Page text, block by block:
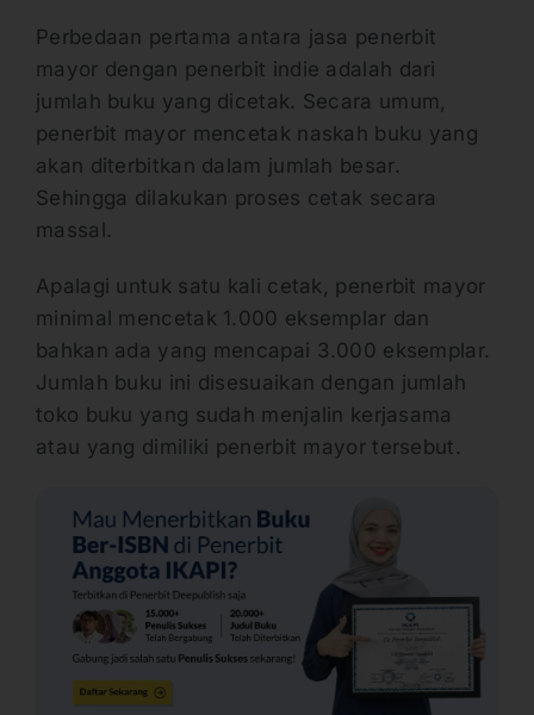
Perbedaan pertama antara jasa penerbit
mayor dengan penerbit indie adalah dari
jumlah buku yang dicetak. Secara umum,
penerbit mayor mencetak naskah buku yang
akan diterbitkan dalam jumlah besar.
Sehingga dilakukan proses cetak secara
massal.
Apalagi untuk satu kali cetak, penerbit mayor
minimal mencetak 1.000 eksemplar dan
bahkan ada yang mencapai 3.000 eksemplar.
Jumlah buku ini disesuaikan dengan jumlah
toko buku yang sudah menjalin kerjasama
atau yang dimiliki penerbit mayor tersebut.